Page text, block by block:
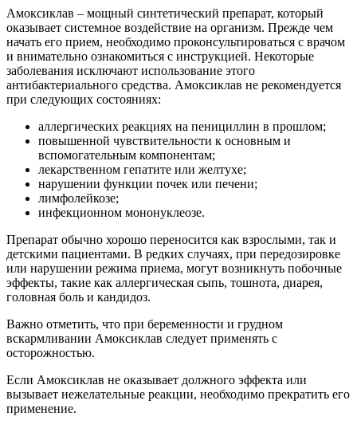
Амоксиклав – мощный синтетический препарат, который
оказывает системное воздействие на организм. Прежде чем
начать его прием, необходимо проконсультироваться с врачом
и внимательно ознакомиться с инструкцией. Некоторые
заболевания исключают использование этого
антибактериального средства. Амоксиклав не рекомендуется
при следующих состояниях:
аллергических реакциях на пенициллин в прошлом;
повышенной чувствительности к основным и
вспомогательным компонентам;
лекарственном гепатите или желтухе;
нарушении функции почек или печени;
лимфолейкозе;
инфекционном мононуклеозе.
Препарат обычно хорошо переносится как взрослыми, так и
детскими пациентами. В редких случаях, при передозировке
или нарушении режима приема, могут возникнуть побочные
эффекты, такие как аллергическая сыпь, тошнота, диарея,
головная боль и кандидоз.
Важно отметить, что при беременности и грудном
вскармливании Амоксиклав следует применять с
осторожностью.
Если Амоксиклав не оказывает должного эффекта или
вызывает нежелательные реакции, необходимо прекратить его
применение.